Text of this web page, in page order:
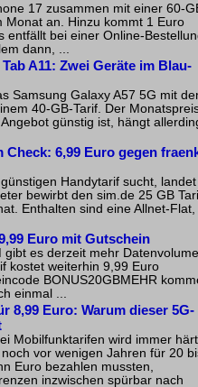
17 zusammen mit einer 60-
Monat an. Hinzu kommt 1 Euro
entfällt bei einer Online-
dann, ...
A11: Zwei Geräte im Blau-
Samsung Galaxy A57 5G mit
40-GB-Tarif. Der
günstig ist, hängt
Check: 6,99 Euro gegen
Handytarif sucht, landet
bewirbt den sim.de 25 GB
Enthalten sind eine Allnet-Flat,
Euro mit Gutschein
gibt es derzeit mehr
kostet weiterhin 9,99 Euro
BONUS20GBMEHR
einmal ...
8,99 Euro: Warum dieser 5G-
Mobilfunktarifen wird immer
vor wenigen Jahren für 20
Euro bezahlen mussten,
inzwischen spürbar nach